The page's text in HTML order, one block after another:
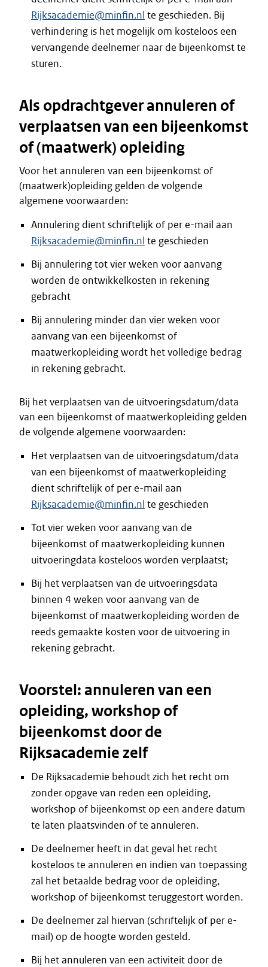
Rijksacademie@minfin.nl te geschieden. Bij
verhindering is het mogelijk om kosteloos een
vervangende deelnemer naar de bijeenkomst te
sturen.
Als opdrachtgever annuleren of
verplaatsen van een bijeenkomst
of (maatwerk) opleiding
Voor het annuleren van een bijeenkomst of
(maatwerk)opleiding gelden de volgende
algemene voorwaarden:
Annulering dient schriftelijk of per e-mail aan
Rijksacademie@minfin.nl te geschieden
Bij annulering tot vier weken voor aanvang
worden de ontwikkelkosten in rekening
gebracht
Bij annulering minder dan vier weken voor
aanvang van een bijeenkomst of
maatwerkopleiding wordt het volledige bedrag
in rekening gebracht.
Bij het verplaatsen van de uitvoeringsdatum/data
van een bijeenkomst of maatwerkopleiding gelden
de volgende algemene voorwaarden:
Het verplaatsen van de uitvoeringsdatum/data
van een bijeenkomst of maatwerkopleiding
dient schriftelijk of per e-mail aan
Rijksacademie@minfin.nl te geschieden
Tot vier weken voor aanvang van de
bijeenkomst of maatwerkopleiding kunnen
uitvoeringdata kosteloos worden verplaatst;
Bij het verplaatsen van de uitvoeringsdata
binnen 4 weken voor aanvang van de
bijeenkomst of maatwerkopleiding worden de
reeds gemaakte kosten voor de uitvoering in
rekening gebracht.
Voorstel: annuleren van een
opleiding, workshop of
bijeenkomst door de
Rijksacademie zelf
De Rijksacademie behoudt zich het recht om
zonder opgave van reden een opleiding,
workshop of bijeenkomst op een andere datum
te laten plaatsvinden of te annuleren.
De deelnemer heeft in dat geval het recht
kosteloos te annuleren en indien van toepassing
zal het betaalde bedrag voor de opleiding,
workshop of bijeenkomst teruggestort worden.
De deelnemer zal hiervan (schriftelijk of per e-
mail) op de hoogte worden gesteld.
Bij het annuleren van een activiteit door de